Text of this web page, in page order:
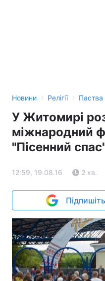
Новини › Релігії › Паства
У Житомирі
міжнародний
"Пісенний
12:59, 19.08.16 2 хв.